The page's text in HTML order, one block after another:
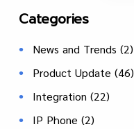
Categories
News and Trends (2)
Product Update (46)
Integration (22)
IP Phone (2)